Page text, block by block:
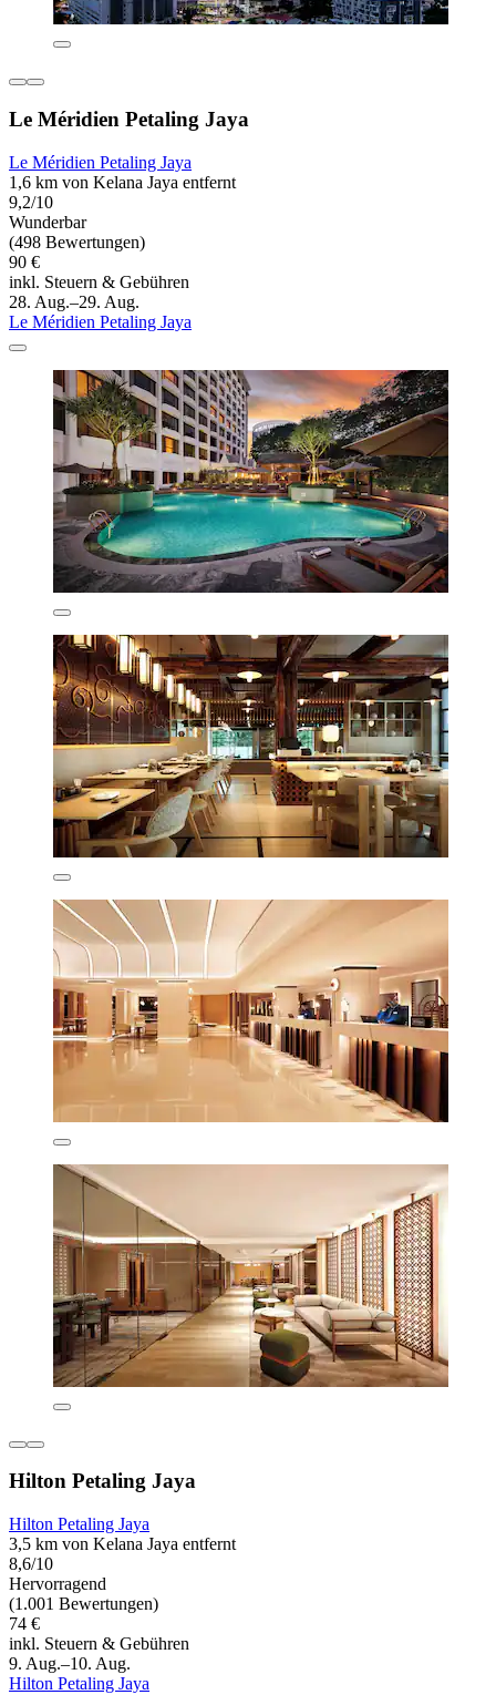
Le Méridien Petaling Jaya
Le Méridien Petaling Jaya
1,6 km von Kelana Jaya entfernt
9,2/10
Wunderbar
(498 Bewertungen)
90 €
inkl. Steuern & Gebühren
28. Aug.–29. Aug.
Le Méridien Petaling Jaya
Hilton Petaling Jaya
Hilton Petaling Jaya
3,5 km von Kelana Jaya entfernt
8,6/10
Hervorragend
(1.001 Bewertungen)
74 €
inkl. Steuern & Gebühren
9. Aug.–10. Aug.
Hilton Petaling Jaya